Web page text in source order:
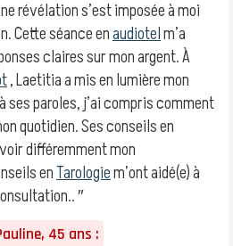
révélation s’est imposée à moi
Cette séance enaudiotelm’a
claires sur mon argent. À
, Laetitia a mis en lumière mon
ses paroles, j’ai compris comment
quotidien. Ses conseils en
différemment mon
enTarologiem’ont aidé(e) à
″
45 ans :